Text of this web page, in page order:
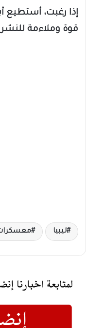
إذا رغبت، أستطيع
قوة وملاءمة للنشر
ليبيا